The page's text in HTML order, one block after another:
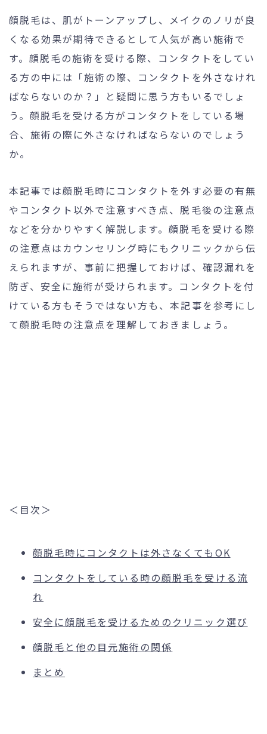
ーザーシャワー
- 点滴・注射
- 他院抜糸・ホッチキス除去
24時間受付
WEB予約
メール
お問い合わせ
顔脱毛は、肌がトーンアップし、メイクのノリが良
くなる効果が期待できるとして人気が高い施術で
す。顔脱毛の施術を受ける際、コンタクトをしてい
る方の中には「施術の際、コンタクトを外さなけれ
ばならないのか？」と疑問に思う方もいるでしょ
う。顔脱毛を受ける方がコンタクトをしている場
合、施術の際に外さなければならないのでしょう
か。
本記事では顔脱毛時にコンタクトを外す必要の有無
やコンタクト以外で注意すべき点、脱毛後の注意点
などを分かりやすく解説します。顔脱毛を受ける際
の注意点はカウンセリング時にもクリニックから伝
えられますが、事前に把握しておけば、確認漏れを
防ぎ、安全に施術が受けられます。コンタクトを付
けている方もそうではない方も、本記事を参考にし
て顔脱毛時の注意点を理解しておきましょう。
＜目次＞
顔脱毛時にコンタクトは外さなくてもOK
コンタクトをしている時の顔脱毛を受ける流
れ
安全に顔脱毛を受けるためのクリニック選び
顔脱毛と他の目元施術の関係
まとめ